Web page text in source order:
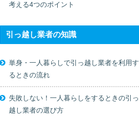
考える4つのポイント
引っ越し業者の知識
単身・一人暮らしで引っ越し業者を利用す
るときの流れ
失敗しない！一人暮らしをするときの引っ
越し業者の選び方